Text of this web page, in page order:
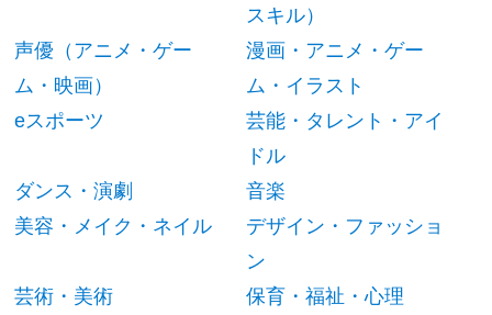
スキル）
声優（アニメ・ゲー
ム・映画）
漫画・アニメ・ゲー
ム・イラスト
eスポーツ
芸能・タレント・アイ
ドル
ダンス・演劇
音楽
美容・メイク・ネイル
デザイン・ファッショ
ン
芸術・美術
保育・福祉・心理